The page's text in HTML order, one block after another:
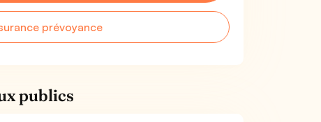
prévoyance
publics